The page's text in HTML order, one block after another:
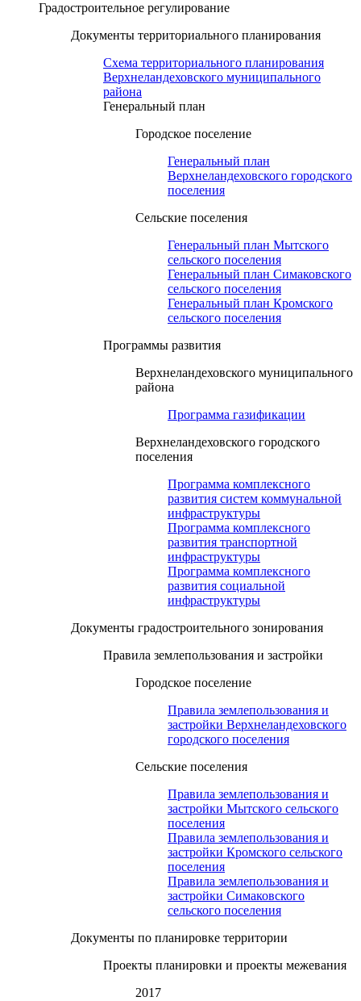
Градостроительное регулирование
Документы территориального планирования
Схема территориального планирования
Верхнеландеховского муниципального
района
Генеральный план
Городское поселение
Генеральный план
Верхнеландеховского городского
поселения
Сельские поселения
Генеральный план Мытского
сельского поселения
Генеральный план Симаковского
сельского поселения
Генеральный план Кромского
сельского поселения
Программы развития
Верхнеландеховского муниципального
района
Программа газификации
Верхнеландеховского городского
поселения
Программа комплексного
развития систем коммунальной
инфраструктуры
Программа комплексного
развития транспортной
инфраструктуры
Программа комплексного
развития социальной
инфраструктуры
Документы градостроительного зонирования
Правила землепользования и застройки
Городское поселение
Правила землепользования и
застройки Верхнеландеховского
городского поселения
Сельские поселения
Правила землепользования и
застройки Мытского сельского
поселения
Правила землепользования и
застройки Кромского сельского
поселения
Правила землепользования и
застройки Симаковского
сельского поселения
Документы по планировке территории
Проекты планировки и проекты межевания
2017